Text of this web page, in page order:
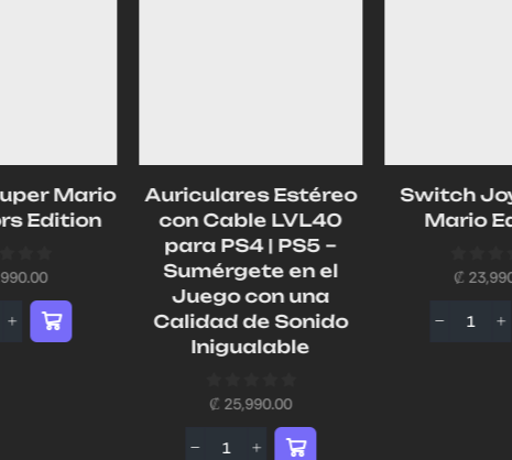
Mario
Edition
Auriculares Estéreo
con Cable LVL40
para PS4 | PS5 –
Sumérgete en el
Juego con una
Calidad de Sonido
Inigualable
₡ 25,990.00
Switch
Mario
₡